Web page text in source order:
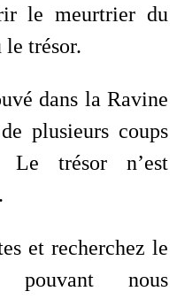
le meurtrier du
trésor.
dans la Ravine
plusieurs coups
Le trésor n’est
et recherchez le
pouvant nous